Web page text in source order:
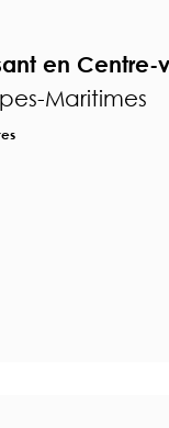
en Centre-
Maritimes